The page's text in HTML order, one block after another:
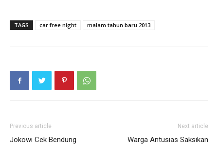
TAGS car free night malam tahun baru 2013
Previous article
Jokowi Cek Bendung
Next article
Warga Antusias Saksikan